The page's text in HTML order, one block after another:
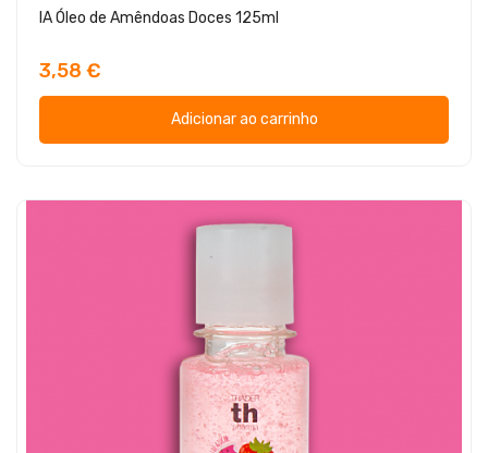
IA Óleo de Amêndoas Doces 125ml
3,58 €
Adicionar ao carrinho